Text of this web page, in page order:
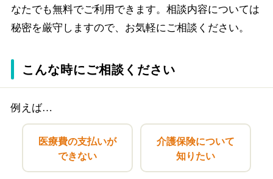
なたでも無料でご利用できます。相談内容については
秘密を厳守しますので、お気軽にご相談ください。
こんな時にご相談ください
例えば…
医療費の支払いが
できない
介護保険について
知りたい